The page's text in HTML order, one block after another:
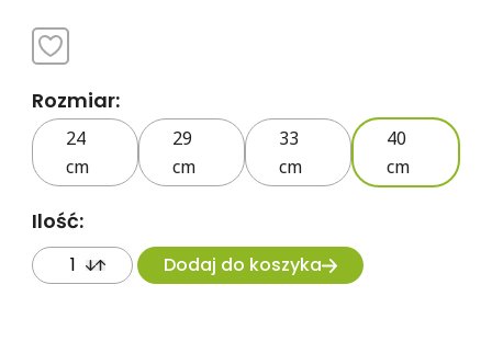
Rozmiar:
24
cm
29
cm
33
cm
40
cm
Ilość:
Dodaj do koszyka